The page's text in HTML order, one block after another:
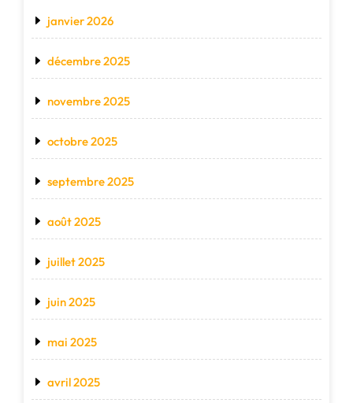
janvier 2026
décembre 2025
novembre 2025
octobre 2025
septembre 2025
août 2025
juillet 2025
juin 2025
mai 2025
avril 2025